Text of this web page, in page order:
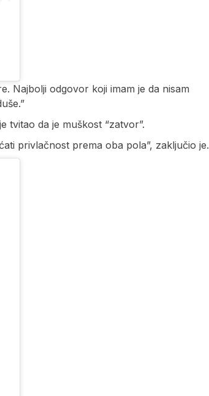
Najbolji odgovor koji imam je da nisam
tvitao da je muškost “zatvor”.
privlačnost prema oba pola”, zaključio je.